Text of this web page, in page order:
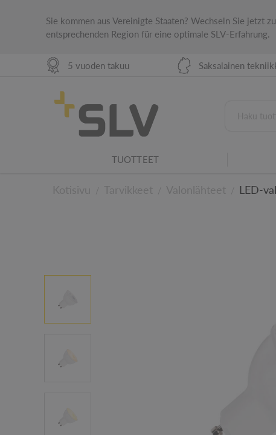
Sie kommen aus Vereinigte Staaten? Wechseln Sie jetzt
entsprechenden Region für eine optimale SLV-Erfahrung.
5 vuoden takuu Saksalainen
TUOTTEET
LED-
IP-suojausluokitus
IP-suojausluokka osoittaa sähkölaitteen
Valaistusperhe